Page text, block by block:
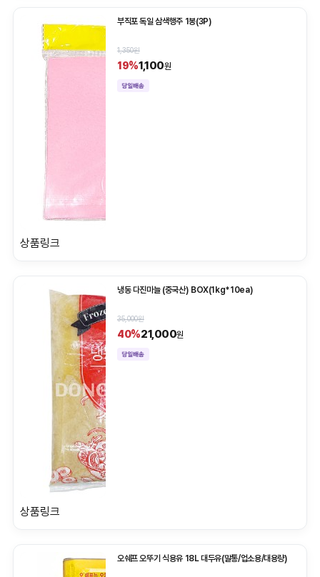
부직포 독일 삼색행주 1봉(3P)
1,350원
19%1,100원
상품링크
냉동 다진마늘 (중국산) BOX(1kg*10ea)
35,000원
40%21,000원
상품링크
오쉐프 오뚜기 식용유 18L 대두유(말통/업소용/대용량)